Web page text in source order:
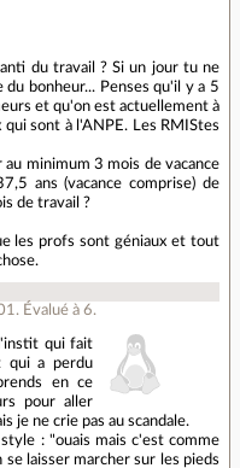
du travail ? Si un jour tu ne
du bonheur... Penses qu'il y a 5
et qu'on est actuellement à
sont à l'ANPE. Les RMIStes
minimum 3 mois de vacance
ans (vacance comprise) de
de travail ?
les profs sont géniaux et tout
. Évalué à 6.
qui fait
qui a perdu
en ce
pour aller
je ne crie pas au scandale.
: "ouais mais c'est comme
laisser marcher sur les pieds